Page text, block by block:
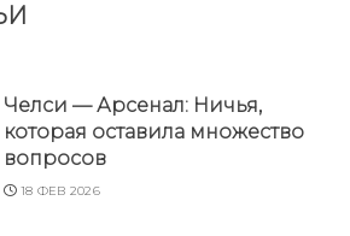
Челси — Арсенал: Ничья,
которая оставила множество
вопросов
18 ФЕВ 2026